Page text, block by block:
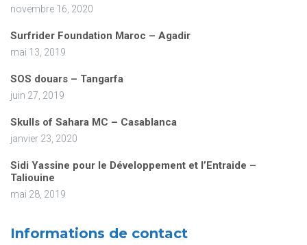
novembre 16, 2020
Surfrider Foundation Maroc – Agadir
mai 13, 2019
SOS douars – Tangarfa
juin 27, 2019
Skulls of Sahara MC – Casablanca
janvier 23, 2020
Sidi Yassine pour le Développement et l’Entraide –
Taliouine
mai 28, 2019
Informations de contact